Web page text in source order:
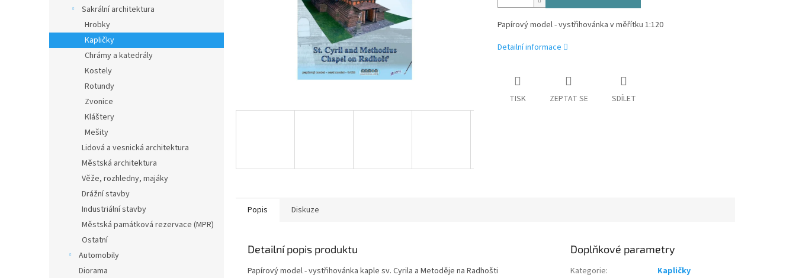
l
Sakrální architektura
Hrobky
Kapličky
Chrámy a katedrály
Kostely
Rotundy
Zvonice
Kláštery
Mešity
Lidová a vesnická architektura
Městská architektura
Věže, rozhledny, majáky
Drážní stavby
Industriální stavby
Městská památková rezervace (MPR)
Ostatní
Automobily
Diorama
Papírový model - vystřihovánka v měřítku 1:120
Detailní informace
TISK ZEPTAT SE SDÍLET
Popis Diskuze
Detailní popis produktu
Papírový model - vystřihovánka kaple sv. Cyrila a Metoděje na Radhošti
Doplňkové parametry
Kategorie:
Kapličky